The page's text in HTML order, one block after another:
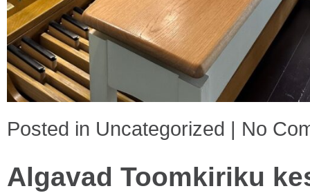
Posted in Uncategorized | No
Algavad Toomkiriku